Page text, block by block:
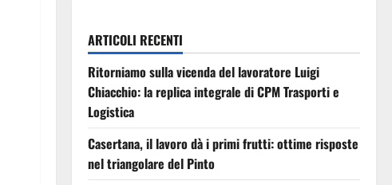
ARTICOLI RECENTI
Ritorniamo sulla vicenda del lavoratore Luigi
Chiacchio: la replica integrale di CPM Trasporti e
Logistica
Casertana, il lavoro dà i primi frutti: ottime risposte
nel triangolare del Pinto